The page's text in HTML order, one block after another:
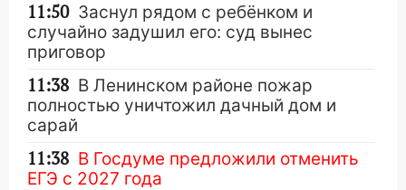
11:50 Заснул рядом с ребёнком и
случайно задушил его: суд вынес
приговор
11:38 В Ленинском районе пожар
полностью уничтожил дачный дом и
сарай
11:38 В Госдуме предложили отменить
ЕГЭ с 2027 года